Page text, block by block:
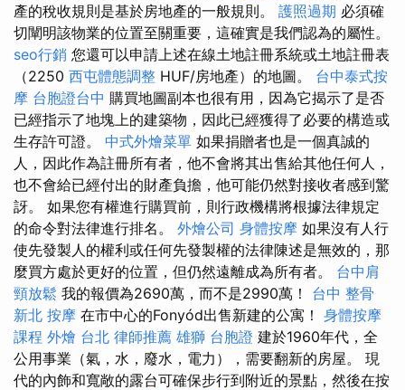
產的稅收規則是基於房地產的一般規則。 護照過期 必須確
切闡明該物業的位置至關重要，這確實是我們認為的屬性。
seo行銷 您還可以申請上述在線土地註冊系統或土地註冊表
（2250 西屯體態調整 HUF/房地產）的地圖。 台中泰式按
摩 台胞證台中 購買地圖副本也很有用，因為它揭示了是否
已經指示了地塊上的建築物，因此已經獲得了必要的構造或
生存許可證。 中式外燴菜單 如果捐贈者也是一個真誠的
人，因此作為註冊所有者，他不會將其出售給其他任何人，
也不會給已經付出的財產負擔，他可能仍然對接收者感到驚
訝。 如果您有權進行購買前，則行政機構將根據法律規定
的命令對法律進行排名。 外燴公司 身體按摩 如果沒有人行
使先發製人的權利或任何先發製權的法律陳述是無效的，那
麼買方處於更好的位置，但仍然遠離成為所有者。 台中肩
頸放鬆 我的報價為2690萬，而不是2990萬！ 台中 整骨
新北 按摩 在市中心的Fonyód出售新建的公寓！ 身體按摩
課程 外燴 台北 律師推薦 雄獅 台胞證 建於1960年代，全
公用事業（氣，水，廢水，電力），需要翻新的房屋。 現
代的內飾和寬敞的露台可確保步行到附近的景點，然後在按